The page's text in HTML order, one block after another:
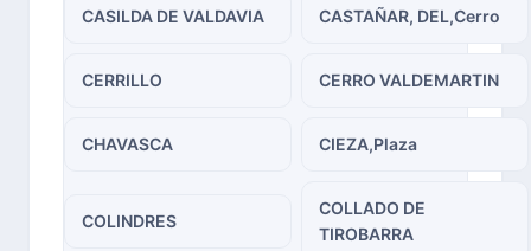
CASILDA DE VALDAVIA CASTAÑAR, DEL,Cerro
CERRILLO CERRO VALDEMARTIN
CHAVASCA CIEZA,Plaza
COLINDRES
COLLADO DE
TIROBARRA